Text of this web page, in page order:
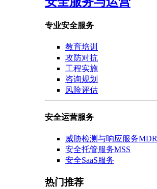
专业安全服务
教育培训
攻防对抗
工程实施
咨询规划
风险评估
安全运营服务
威胁检测与响应服务MDR
安全托管服务MSS
安全SaaS服务
热门推荐